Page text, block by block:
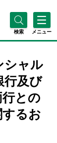
検索 メニュー
シャル
行及び
との
るお